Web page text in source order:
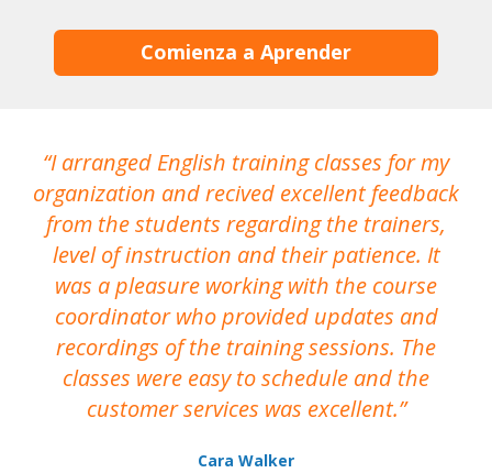
Comienza a Aprender
I arranged English training classes for my
organization and recived excellent feedback
from the students regarding the trainers,
level of instruction and their patience. It
was a pleasure working with the course
coordinator who provided updates and
recordings of the training sessions. The
classes were easy to schedule and the
customer services was excellent.
Cara Walker